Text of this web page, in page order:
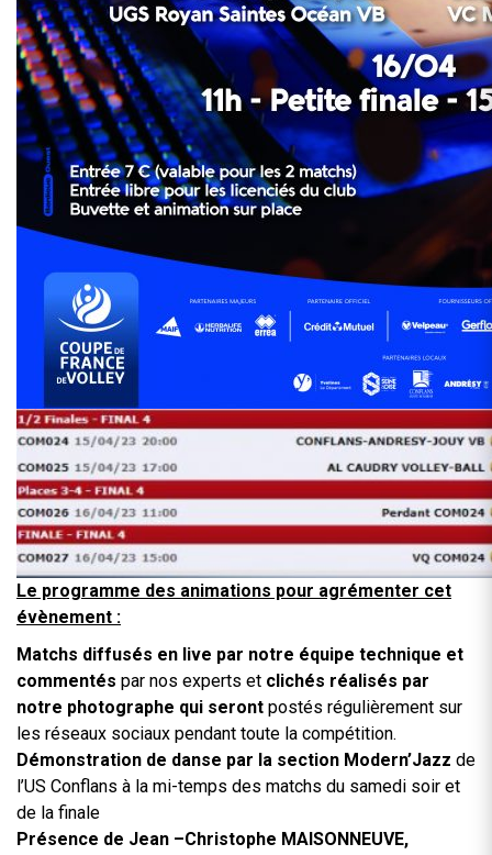
Le programme des animations pour agrémenter cet
évènement :
Matchs diffusés en live par notre équipe technique et
commentés par nos experts et clichés réalisés par
notre photographe qui seront postés régulièrement sur
les réseaux sociaux pendant toute la compétition.
Démonstration de danse par la section Modern’Jazz de
l’US Conflans à la mi-temps des matchs du samedi soir et
de la finale
Présence de Jean –Christophe MAISONNEUVE,